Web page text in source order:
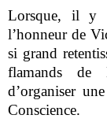
Lorsque, il y
l’honneur de
si grand
flamands de
d’organiser
Conscience.